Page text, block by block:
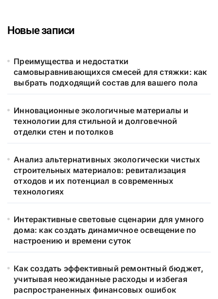
Новые записи
Преимущества и недостатки
самовыравнивающихся смесей для стяжки: как
выбрать подходящий состав для вашего пола
Инновационные экологичные материалы и
технологии для стильной и долговечной
отделки стен и потолков
Анализ альтернативных экологически чистых
строительных материалов: ревитализация
отходов и их потенциал в современных
технологиях
Интерактивные световые сценарии для умного
дома: как создать динамичное освещение по
настроению и времени суток
Как создать эффективный ремонтный бюджет,
учитывая неожиданные расходы и избегая
распространенных финансовых ошибок